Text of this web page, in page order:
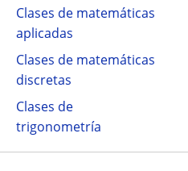
Clases de matemáticas
aplicadas
Clases de matemáticas
discretas
Clases de
trigonometría